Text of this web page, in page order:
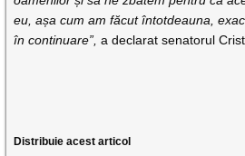
eu, așa cum am făcut întotdeauna,
în continuare”, a declarat senatorul
Distribuie acest articol